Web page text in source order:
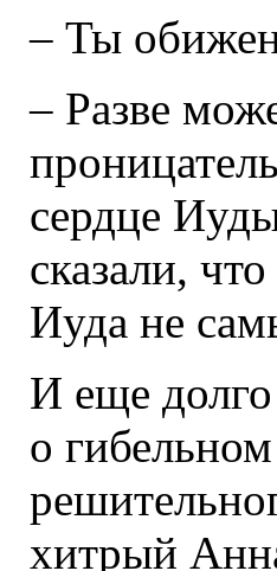
– Ты
– Разве
сердце
сказали,
Иуда не
И еще
о
хитрый